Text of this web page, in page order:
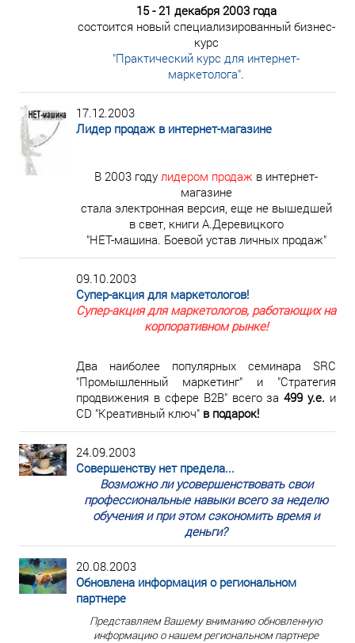
15 - 21 декабря 2003 года
состоится новый специализированный бизнес-
курс
"Практический курс для интернет-
маркетолога".
17.12.2003
Лидер продаж в интернет-магазине
В 2003 году лидером продаж в интернет-
магазине
стала электронная версия, еще не вышедшей
в свет, книги А.Деревицкого
"НЕТ-машина. Боевой устав личных продаж"
09.10.2003
Супер-акция для маркетологов!
Супер-акция для маркетологов, работающих на
корпоративном рынке!
Два наиболее популярных семинара SRC
"Промышленный маркетинг" и "Стратегия
продвижения в сфере В2В" всего за499 у.е. и
CD "Креативный ключ" в подарок!
24.09.2003
Совершенству нет предела...
Возможно ли усовершенствовать свои
профессиональные навыки всего за неделю
обучения и при этом сэкономить время и
деньги?
20.08.2003
Обновлена информация о региональном
партнере
Представляем Вашему вниманию обновленную
информацию о нашем региональном партнере